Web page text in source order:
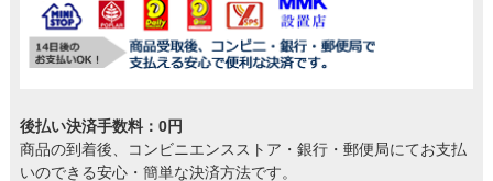
後払い決済手数料：0円
商品の到着後、コンビニエンスストア・銀行・郵便局にてお支払
いのできる安心・簡単な決済方法です。